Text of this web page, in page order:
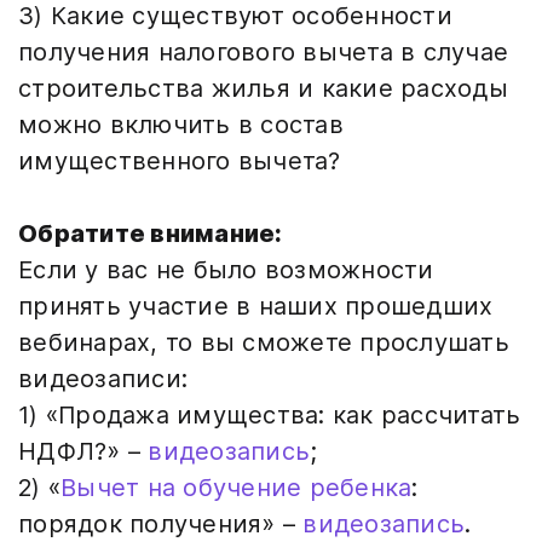
3) Какие существуют особенности
получения налогового вычета в случае
строительства жилья и какие расходы
можно включить в состав
имущественного вычета?
Обратите внимание:
Если у вас не было возможности
принять участие в наших прошедших
вебинарах, то вы сможете прослушать
видеозаписи:
1) «Продажа имущества: как рассчитать
НДФЛ?» – видеозапись;
2) «Вычет на обучение ребенка:
порядок получения» – видеозапись.